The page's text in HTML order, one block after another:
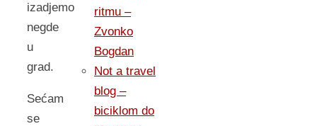
izadjemo
negde
u
grad.
Sećam
se
ritmu –
Zvonko
Bogdan
Not a travel
blog –
biciklom do